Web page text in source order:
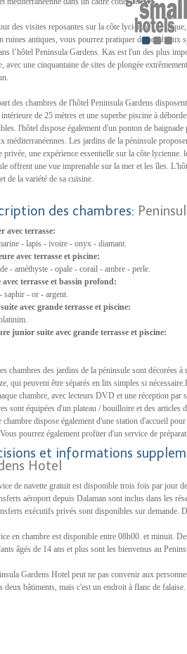
des visites reposantes sur la côte lycienne
ruines antiques, vous pourrez pratiquer de nombreux
l’hôtel Peninsula Gardens. Kas est l'un des plus
avec une cinquantaine de sites de plongée
des chambres de l'hôtel Peninsula Gardens
de 25 mètres et une superbe piscine à
l'hôtel dispose également d'un ponton de
méditerranéennes. Les jardins de la péninsule
privée, une expérience essentielle sur la côte lycienne.
offrent une vue imprenable sur la mer et les îles.
de la variété de sa cuisine.
des chambres:
avec terrasse:
- lapis - ivoire - onyx - diamant.
avec terrasse et piscine:
- améthyste - opale - corail - ambre - perle.
avec terrasse et bassin profond:
saphir - or - argent.
avec grande terrasse et piscine:
junior suite avec grande terrasse et piscine:
chambres des jardins de la péninsule sont décorées
qui peuvent être séparés en lits simples si
chambre, avec lecteurs DVD et une réception par
sont équipées d'un plateau / bouilloire et des articles
chambre dispose également d'une station d'accueil
pourrez également profiter d'un service de
et informations
Hotel
de navette gratuit est disponible trois fois par jour
aéroport depuis Dalaman sont inclus dans les
exécutifs privés sont disponibles sur demande.
en chambre est disponible entre 08h00. et minuit.
âgés de 14 ans et plus sont les bienvenus au
Gardens Hotel peut ne pas convenir aux
deux bâtiments, mais c'est un endroit à flanc de falaise.